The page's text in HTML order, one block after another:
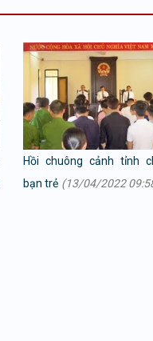
Hồi chuông cảnh tỉnh
bạn trẻ (13/04/2022